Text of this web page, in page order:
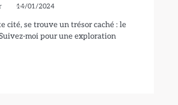
14/01/2024
cité, se trouve un trésor caché : le
moi pour une exploration